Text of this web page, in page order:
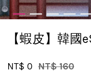
【蝦皮】韓國
NT$ 0 NT$ 160